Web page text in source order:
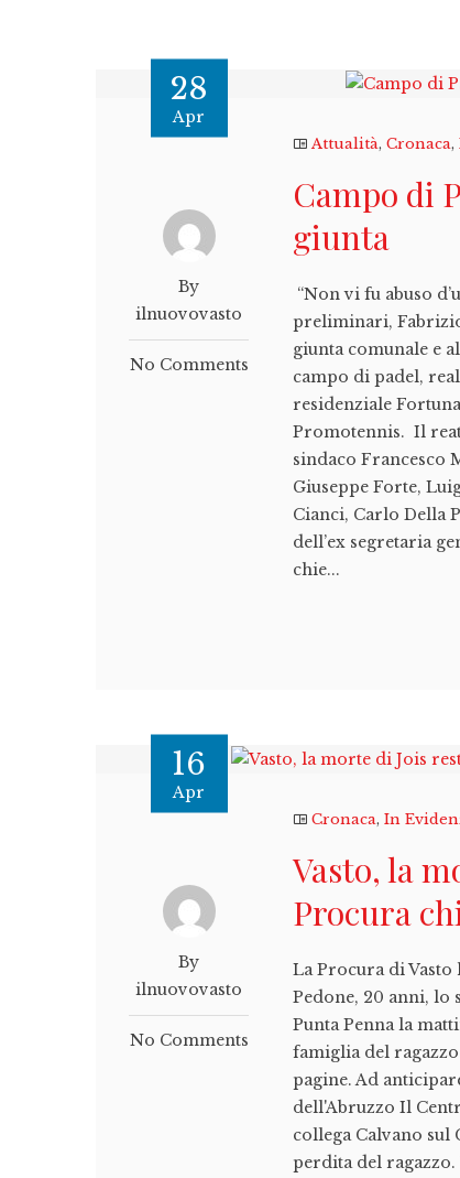
28
Apr
By
ilnuovovasto
No Comments
Attualità,Cronaca,
Campo di
giunta
“Non vi fu abuso
preliminari, Fabrizio
giunta comunale e
campo di padel,
residenziale
Promotennis. Il
sindaco Francesco
Giuseppe Forte,
Cianci, Carlo Della
dell’ex segretaria
chie...
16
Apr
By
ilnuovovasto
No Comments
Cronaca,In
Vasto, la
Procura
La Procura di
Pedone, 20 anni,
Punta Penna la
famiglia del
pagine. Ad
dell'Abruzzo Il
collega Calvano
perdita del